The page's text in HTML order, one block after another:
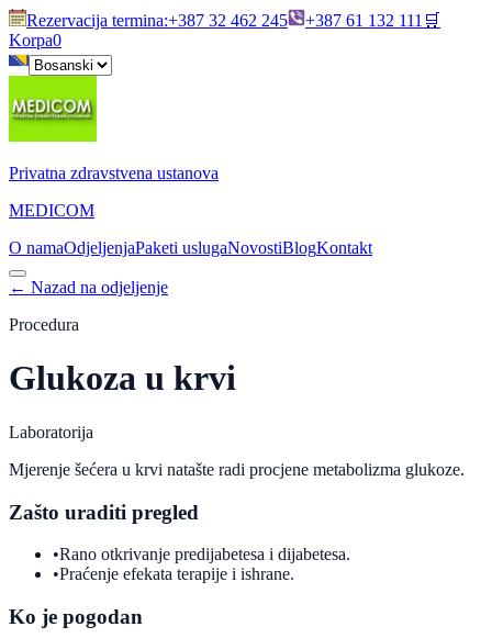
Rezervacija termina:+387 32 462 245 +387 61 132 111 🛒
Korpa0
Privatna zdravstvena ustanova
MEDICOM
O namaOdjeljenjaPaketi uslugaNovostiBlogKontakt
← Nazad na odjeljenje
Procedura
Glukoza u krvi
Laboratorija
Mjerenje šećera u krvi natašte radi procjene metabolizma glukoze.
Zašto uraditi pregled
•Rano otkrivanje predijabetesa i dijabetesa.
•Praćenje efekata terapije i ishrane.
Ko je pogodan